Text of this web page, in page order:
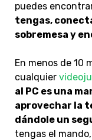
puedes
tengas,
sobremesa y
En menos de 10
cualquier
al PC es una
aprovechar la
dándole un
tengas el